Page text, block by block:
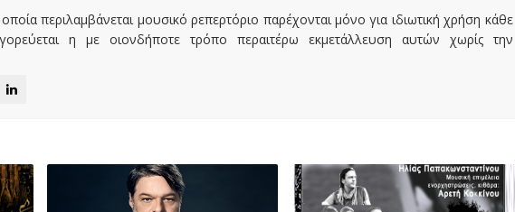
περιλαμβάνεται μουσικό ρεπερτόριο παρέχονται μόνο για ιδιωτική χρήση κάθε
η με οιονδήποτε τρόπο περαιτέρω εκμετάλλευση αυτών χωρίς την